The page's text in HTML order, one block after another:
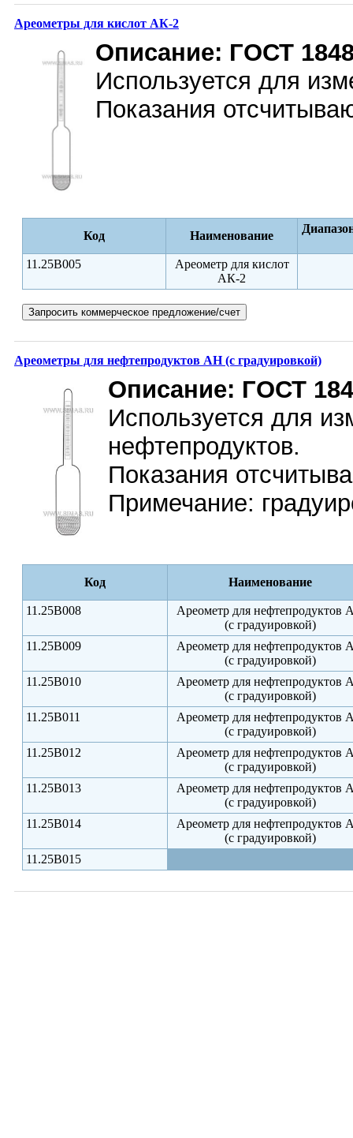
Ареометры для кислот АК-2
Описание: ГОСТ
Используется для
Показания
Код Наименование
11.25B005
Ареометр для кислот
АК-2
Ареометры для нефтепродуктов АН (с градуировкой)
Описание: ГОСТ
Используется для
нефтепродуктов.
Показания
Примечание:
Код Наименование
11.25B008
Ареометр для нефтепродуктов
(с градуировкой)
11.25B009
Ареометр для нефтепродуктов
(с градуировкой)
11.25B010
Ареометр для нефтепродуктов
(с градуировкой)
11.25B011
Ареометр для нефтепродуктов
(с градуировкой)
11.25B012
Ареометр для нефтепродуктов
(с градуировкой)
11.25B013
Ареометр для нефтепродуктов
(с градуировкой)
11.25B014
Ареометр для нефтепродуктов
(с градуировкой)
11.25B015